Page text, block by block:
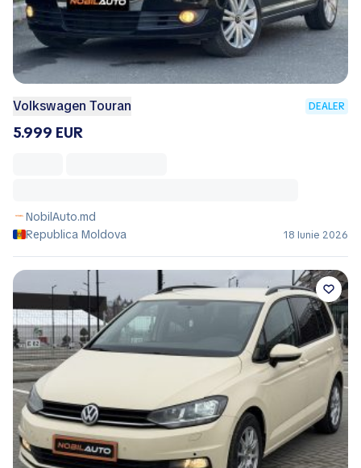
Volkswagen Touran DEALER
5.999 EUR
NobilAuto.md
Republica Moldova
18 Iunie 2026